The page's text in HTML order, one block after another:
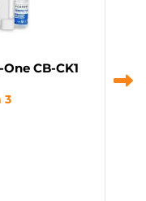
CB-CK1
3